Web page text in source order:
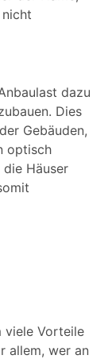
dazu
Dies
Gebäuden,
optisch
Häuser
viele Vorteile
allem, wer an